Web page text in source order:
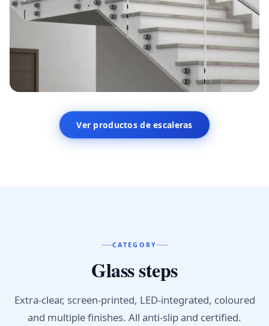
Escalera interior
Edificio residencialVer productos de escaleras
CATEGORY
Glass steps
Extra-clear, screen-printed, LED-integrated, coloured
and multiple finishes. All anti-slip and certified.